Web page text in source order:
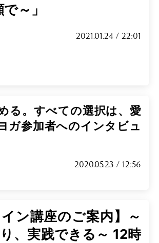
～」
2021.01.24 / 22:01
る。すべての選択は、愛
ガ参加者へのインタビュ
2020.05.23 / 12:56
イン講座のご案内】～
、実践できる～ 12時